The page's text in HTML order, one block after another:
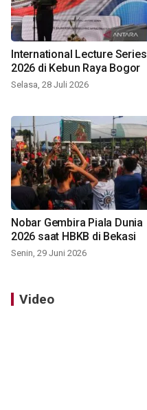
International Lecture Series
2026 di Kebun Raya Bogor
Selasa, 28 Juli 2026
Nobar Gembira Piala Dunia
2026 saat HBKB di Bekasi
Senin, 29 Juni 2026
Video